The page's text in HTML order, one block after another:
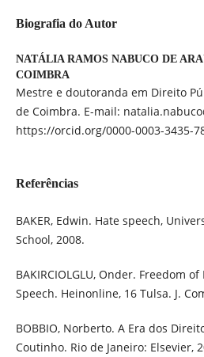
Biografia do Autor
NATÁLIA RAMOS NABUCO DE
COIMBRA
Mestre e doutoranda em Direito
de Coimbra. E-mail:
https://orcid.org/0000-0003-3435-
Referências
BAKER, Edwin. Hate speech,
School, 2008.
BAKIRCIOLGLU, Onder. Freedom
Speech. Heinonline, 16 Tulsa. J.
BOBBIO, Norberto. A Era dos
Coutinho. Rio de Janeiro: Elsevier,